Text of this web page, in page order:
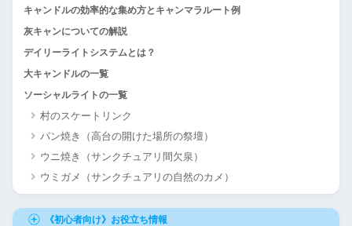
キャンドルの効率的な集め方とキャンマラルート例
灰キャンについての解説
デイリーライトシステムとは？
大キャンドルの一覧
ソーシャルライトの一覧
村のスケートリンク
パン焼き（高台の開けた場所の祭壇）
ウニ焼き（サンクチュアリ間欠泉）
ウミガメ（サンクチュアリの自然のカメ）
《初心者向け》お役立ち情報